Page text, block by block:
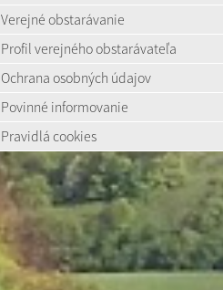
Verejné obstarávanie
Profil verejného obstarávateľa
Ochrana osobných údajov
Povinné informovanie
Pravidlá cookies